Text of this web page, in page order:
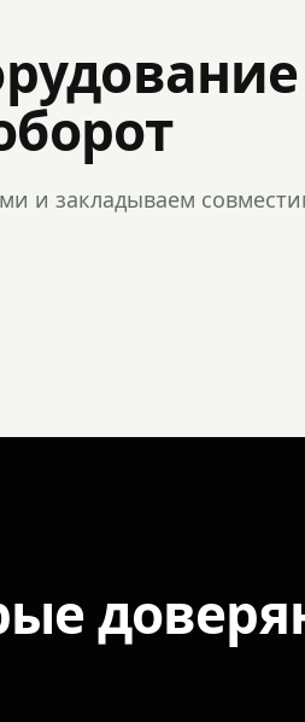
и закладываем